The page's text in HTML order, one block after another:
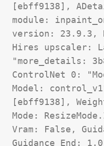
[ebff9138],
module:
version: 23.9.3,
Hires upscaler:
"more_details:
ControlNet 0:
Model:
[ebff9138],
Mode:
Vram: False,
Guidance End: